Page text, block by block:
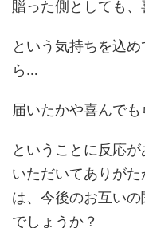
贈った側としても、
という気持ちを込
ら…
届いたかや喜んでも
ということに反応
いただいてありが
は、今後のお互い
でしょうか？